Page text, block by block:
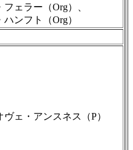
ェラー（Org）、
ンフト（Org）
ヴェ・アンスネス（P）